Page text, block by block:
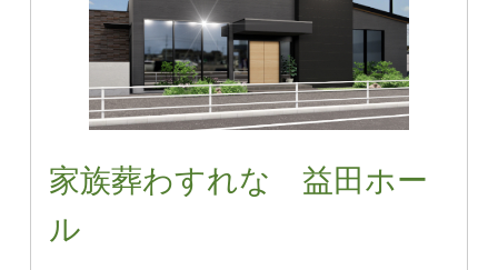
家族葬わすれな 益田ホー
ル